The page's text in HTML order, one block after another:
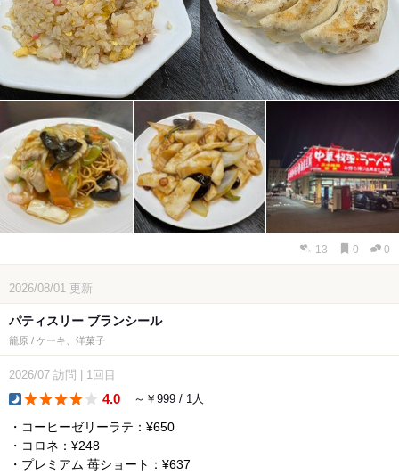
13 0 0
2026/08/01 更新
パティスリー ブランシール
籠原 / ケーキ、洋菓子
2026/07 訪問 1回目
4.0 ～￥999 / 1人
・コーヒーゼリーラテ：¥650
・コロネ：¥248
・プレミアム 苺ショート：¥637